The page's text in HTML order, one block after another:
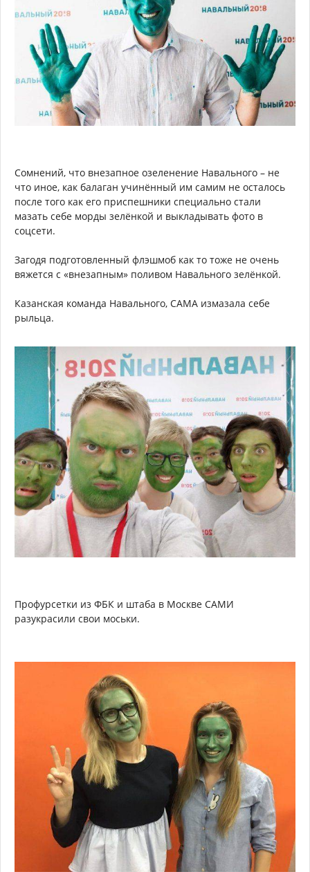
Сомнений, что внезапное озеленение Навального – не
что иное, как балаган учинённый им самим не осталось
после того как его приспешники специально стали
мазать себе морды зелёнкой и выкладывать фото в
соцсети.
Загодя подготовленный флэшмоб как то тоже не очень
вяжется с «внезапным» поливом Навального зелёнкой.
Казанская команда Навального, САМА измазала себе
рыльца.
Профурсетки из ФБК и штаба в Москве САМИ
разукрасили свои моськи.